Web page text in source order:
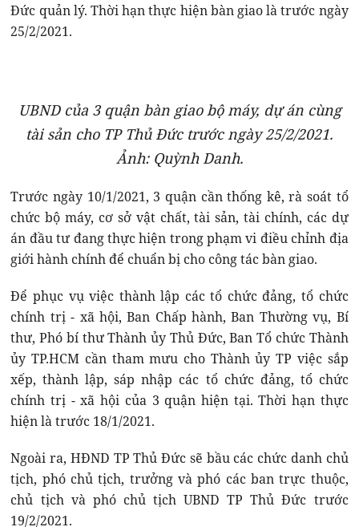
Đức quản lý. Thời hạn thực hiện bàn giao là trước ngày
25/2/2021.
UBND của 3 quận bàn giao bộ máy, dự án cùng
tài sản cho TP Thủ Đức trước ngày 25/2/2021.
Ảnh: Quỳnh Danh.
Trước ngày 10/1/2021, 3 quận cần thống kê, rà soát tổ
chức bộ máy, cơ sở vật chất, tài sản, tài chính, các dự
án đầu tư đang thực hiện trong phạm vi điều chỉnh địa
giới hành chính để chuẩn bị cho công tác bàn giao.
Để phục vụ việc thành lập các tổ chức đảng, tổ chức
chính trị - xã hội, Ban Chấp hành, Ban Thường vụ, Bí
thư, Phó bí thư Thành ủy Thủ Đức, Ban Tổ chức Thành
ủy TP.HCM cần tham mưu cho Thành ủy TP việc sắp
xếp, thành lập, sáp nhập các tổ chức đảng, tổ chức
chính trị - xã hội của 3 quận hiện tại. Thời hạn thực
hiện là trước 18/1/2021.
Ngoài ra, HĐND TP Thủ Đức sẽ bầu các chức danh chủ
tịch, phó chủ tịch, trưởng và phó các ban trực thuộc,
chủ tịch và phó chủ tịch UBND TP Thủ Đức trước
19/2/2021.